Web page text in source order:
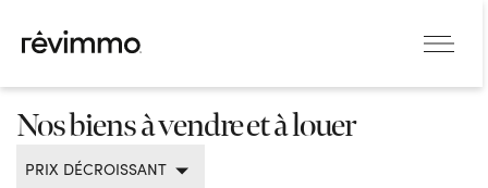
Nos biens à vendre et à louer
PRIX DÉCROISSANT